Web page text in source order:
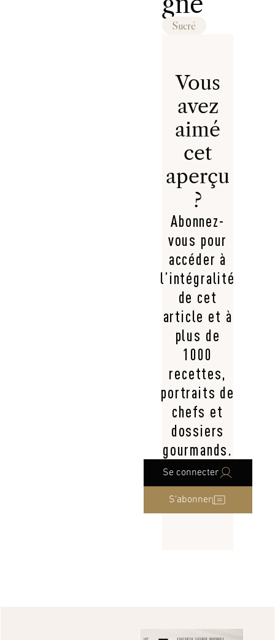
Sucré
Vous
avez
aimé
cet
aperçu
?
Abonnez-
vous pour
accéder à
l’intégralité
de cet
article et à
plus de
1000
recettes,
portraits de
chefs et
dossiers
gourmands.
Se connecter
S’abonner